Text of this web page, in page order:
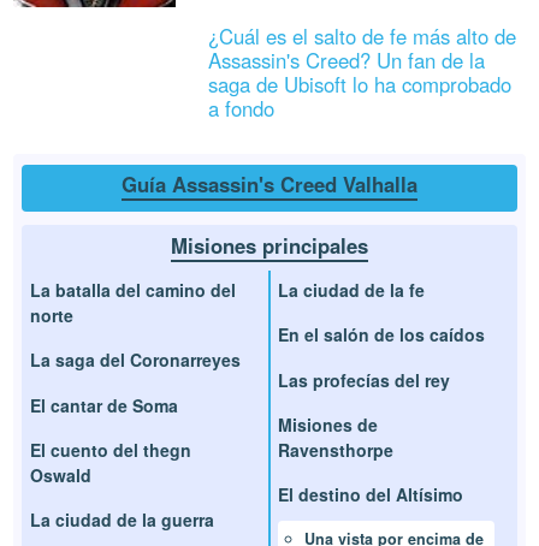
¿Cuál es el salto de fe más alto de
Assassin's Creed? Un fan de la
saga de Ubisoft lo ha comprobado
a fondo
Guía Assassin's Creed Valhalla
Misiones principales
La batalla del camino del
norte
La saga del Coronarreyes
El cantar de Soma
El cuento del thegn
Oswald
La ciudad de la guerra
La ciudad de la fe
En el salón de los caídos
Las profecías del rey
Misiones de
Ravensthorpe
El destino del Altísimo
Una vista por encima de